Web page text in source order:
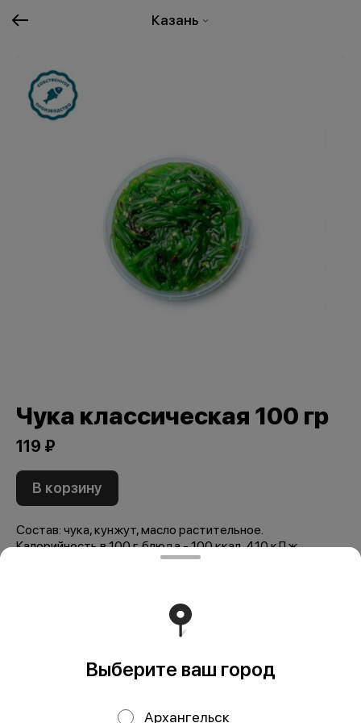
Казань
Чука классическая 100 гр
119 ₽
В корзину
Состав: чука, кунжут, масло растительное.
Калорийность в 100 г. блюда - 100 ккал, 410 кДж.
Пищевая ценность: жиры - 8,5 г., белки - 1,5 г., углеводы
Мы рекомендуем
Выберите ваш город
Архангельск